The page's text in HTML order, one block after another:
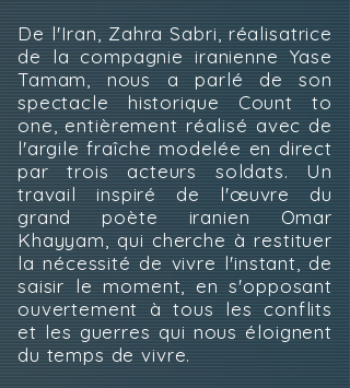
De l'Iran, Zahra Sabri, réalisatrice
de la compagnie iranienne Yase
Tamam, nous a parlé de son
spectacle historique Count to
one, entièrement réalisé avec de
l'argile fraîche modelée en direct
par trois acteurs soldats. Un
travail inspiré de l'œuvre du
grand poète iranien Omar
Khayyam, qui cherche à restituer
la nécessité de vivre l'instant, de
saisir le moment, en s'opposant
ouvertement à tous les conflits
et les guerres qui nous éloignent
du temps de vivre.